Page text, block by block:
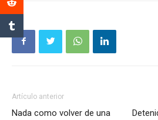
Artículo anterior
Nada como volver de una